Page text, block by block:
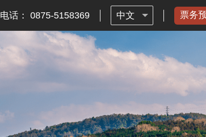
电话： 0875-5158369 票务